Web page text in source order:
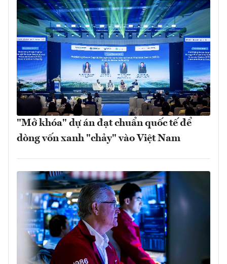
"Mở khóa" dự án đạt chuẩn quốc tế để
dòng vốn xanh "chảy" vào Việt Nam